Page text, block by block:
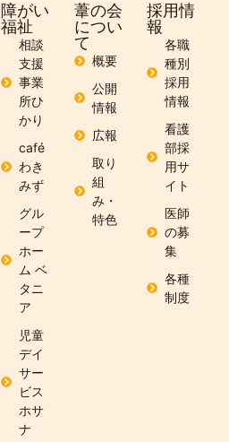
障がい
福祉
相談
支援
事業
所ひ
かり
café
わき
みず
グル
ープ
ホー
ム ベ
タニ
ア
児童
デイ
サー
ビス
ホサ
ナ
葦の会
につい
て
概要
公開
情報
広報
取り
組
み・
特色
採用情
報
各職
種別
採用
情報
看護
部採
用サ
イト
医師
の募
集
各種
制度